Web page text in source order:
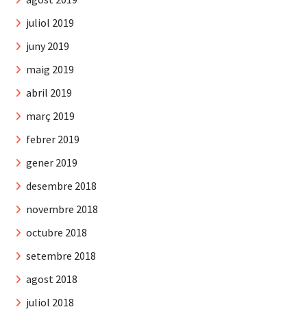
juliol 2019
juny 2019
maig 2019
abril 2019
març 2019
febrer 2019
gener 2019
desembre 2018
novembre 2018
octubre 2018
setembre 2018
agost 2018
juliol 2018